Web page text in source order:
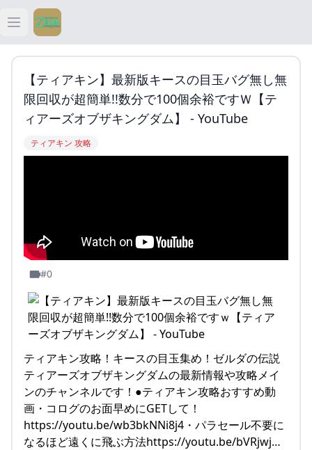
Open main menu
ティアキン
ティアキン 祠
ティアキン 武器
【ティアキン】最新版キースの目玉バグ無し無
限回収が超簡単!!数分で100個余裕ですｗ【テ
ィアーズオブザキングダム】 - YouTube
ティアキン 攻略
#0
ティアキン攻略！キースの目玉集め！ゼルダの伝説
ティアーズオブザキングダムの最新情報や攻略メイ
ンのチャンネルです！●ティアキン攻略おすすめ動
画・コログのお面早めにGETして！
https://youtu.be/wb3bkNNi8j4・パラセール不要に
なるほど遠くに飛ぶ方法https://youtu.be/bVRjwj…